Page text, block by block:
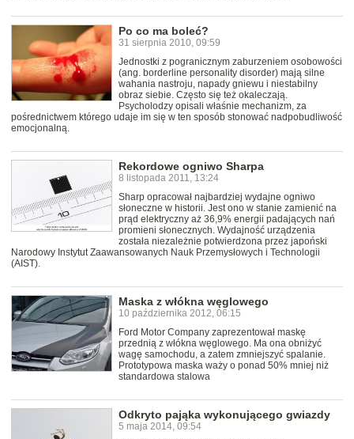
Po co ma boleć?
31 sierpnia 2010, 09:59
Jednostki z pogranicznym zaburzeniem osobowości
(ang. borderline personality disorder) mają silne
wahania nastroju, napady gniewu i niestabilny
obraz siebie. Często się też okaleczają.
Psycholodzy opisali właśnie mechanizm, za
pośrednictwem którego udaje im się w ten sposób stonować nadpobudliwość
emocjonalną.
Rekordowe ogniwo Sharpa
8 listopada 2011, 13:24
Sharp opracował najbardziej wydajne ogniwo
słoneczne w historii. Jest ono w stanie zamienić na
prąd elektryczny aż 36,9% energii padających nań
promieni słonecznych. Wydajność urządzenia
została niezależnie potwierdzona przez japoński
Narodowy Instytut Zaawansowanych Nauk Przemysłowych i Technologii
(AIST).
Maska z włókna węglowego
10 października 2012, 06:15
Ford Motor Company zaprezentował maskę
przednią z włókna węglowego. Ma ona obniżyć
wagę samochodu, a zatem zmniejszyć spalanie.
Prototypowa maska waży o ponad 50% mniej niż
standardowa stalowa
Odkryto pająka wykonującego gwiazdy
5 maja 2014, 09:54